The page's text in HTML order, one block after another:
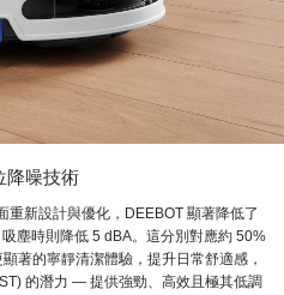
降噪技術
新設計與優化，DEEBOT 顯著降低了
塵時則降低 5 dBA。這分別對應約 50%
著的寧靜清潔體驗，提升日常舒適感，
的潛力 — 提供強勁、高效且極其低調